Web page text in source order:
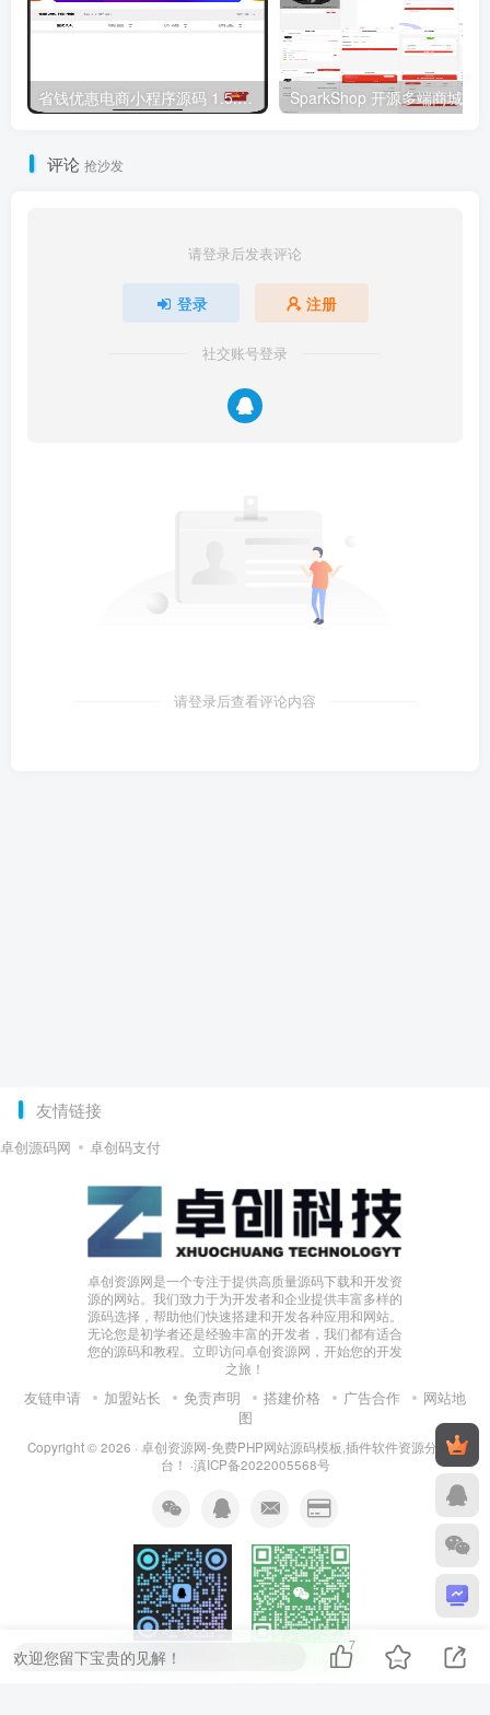
省钱优惠电商小程序源码 1.5.8 版发布：修复商品与搜索展示异常
评论 抢沙发
请登录后发表评论
登录 注册
社交账号登录
请登录后查看评论内容
友情链接
卓创源码网 卓创码支付
卓创资源网是一个专注于提供高质量源码下载和开发资
源的网站。我们致力于为开发者和企业提供丰富多样的
源码选择，帮助他们快速搭建和开发各种应用和网站。
无论您是初学者还是经验丰富的开发者，我们都有适合
您的源码和教程。立即访问卓创资源网，开始您的开发
之旅！
友链申请 加盟站长 免责声明 搭建价格 广告合作
网站地
图
Copyright © 2026 · 卓创资源网-免费PHP网站源码模板,插件软件资源分享平
台！ ·滇ICP备2022005568号
系统搭建优先添加 半小时未添加请扫QQ
欢迎您留下宝贵的见解！
7